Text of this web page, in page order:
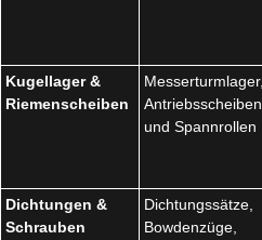
Kugellager &
Riemenscheiben
Messerturmlager,
Antriebsscheiben
und Spannrollen
Dichtungen &
Schrauben
Dichtungssätze,
Bowdenzüge,